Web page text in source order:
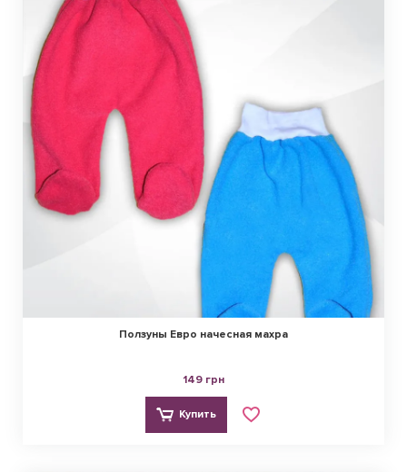
Ползуны Евро начесная махра
149 грн
Купить